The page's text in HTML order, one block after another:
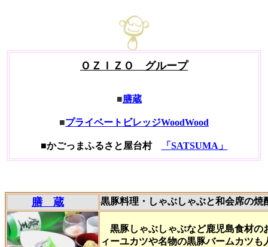
ＯＺＩＺＯ グループ
■膳蔵
■プライベートビレッジWoodWood
■かごっまふるさと屋台村 「SATSUMA」
膳 蔵 黒豚料理・しゃぶしゃぶと和会席の焼
黒豚しゃぶしゃぶなど鹿児島食材の
ィーユカツや名物の黒豚バームカツも